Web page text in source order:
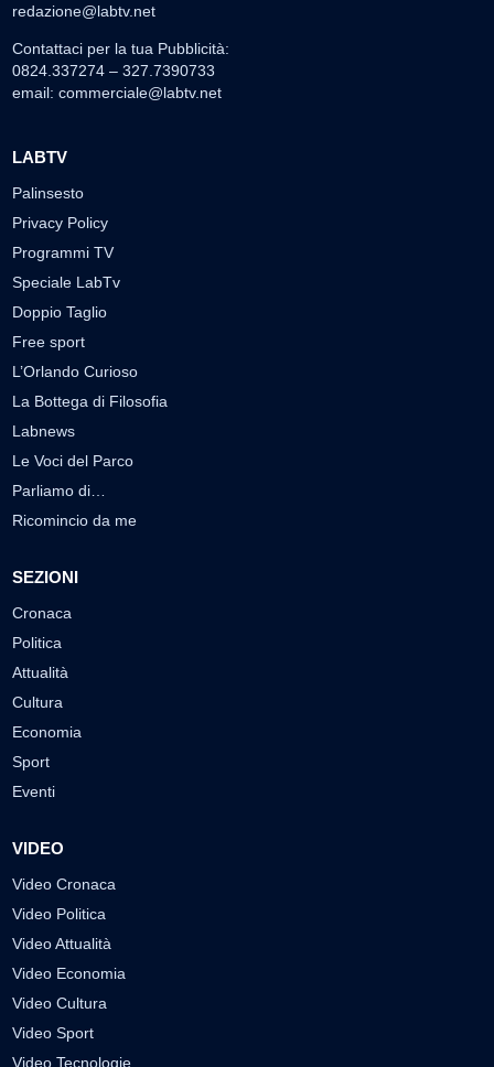
redazione@labtv.net
Contattaci per la tua Pubblicità:
0824.337274 – 327.7390733
email: commerciale@labtv.net
LABTV
Palinsesto
Privacy Policy
Programmi TV
Speciale LabTv
Doppio Taglio
Free sport
L’Orlando Curioso
La Bottega di Filosofia
Labnews
Le Voci del Parco
Parliamo di…
Ricomincio da me
SEZIONI
Cronaca
Politica
Attualità
Cultura
Economia
Sport
Eventi
VIDEO
Video Cronaca
Video Politica
Video Attualità
Video Economia
Video Cultura
Video Sport
Video Tecnologie